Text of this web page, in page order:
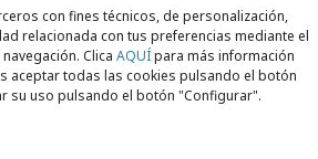
con fines técnicos, de personalización,
relacionada con tus preferencias mediante el
Clica AQUÍpara más información
aceptar todas las cookies pulsando el botón
su uso pulsando el botón "Configurar".
apoyo a las
En 2009
donde trabajó
participando en